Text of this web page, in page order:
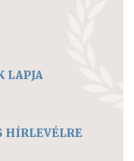
LAPJA
HÍRLEVÉLRE